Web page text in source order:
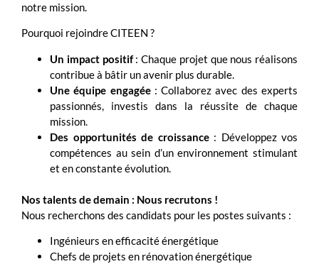
notre mission.
Pourquoi rejoindre CITEEN ?
Un impact positif: Chaque projet que nous réalisons
contribue à bâtir un avenir plus durable.
Une équipe engagée: Collaborez avec des experts
passionnés, investis dans la réussite de chaque
mission.
Des opportunités de croissance: Développez vos
compétences au sein d’un environnement stimulant
et en constante évolution.
Nos talents de demain : Nous recrutons !
Nous recherchons des candidats pour les postes suivants :
Ingénieurs en efficacité énergétique
Chefs de projets en rénovation énergétique